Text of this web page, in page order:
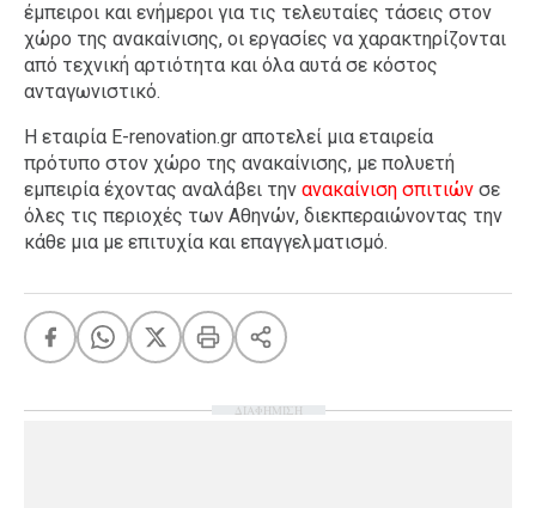
έμπειροι και ενήμεροι για τις τελευταίες τάσεις στον
χώρο της ανακαίνισης, οι εργασίες να χαρακτηρίζονται
από τεχνική αρτιότητα και όλα αυτά σε κόστος
ανταγωνιστικό.
Η εταιρία E-renovation.gr αποτελεί μια εταιρεία
πρότυπο στον χώρο της ανακαίνισης, με πολυετή
εμπειρία έχοντας αναλάβει την ανακαίνιση σπιτιών σε
όλες τις περιοχές των Αθηνών, διεκπεραιώνοντας την
κάθε μια με επιτυχία και επαγγελματισμό.
ΔΙΑΦΗΜΙΣΗ